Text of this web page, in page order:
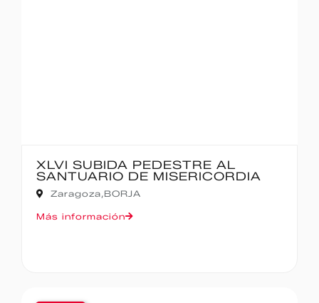
XLVI SUBIDA PEDESTRE AL
SANTUARIO DE MISERICORDIA
Zaragoza,BORJA
Más información